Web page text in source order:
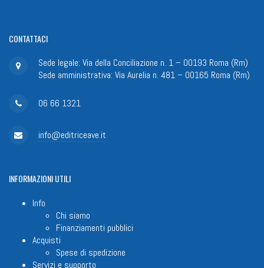
CONTATTACI
Sede legale: Via della Conciliazione n. 1 – 00193 Roma (Rm)
Sede amministrativa: Via Aurelia n. 481 – 00165 Roma (Rm)
06 66 1321
info@editriceave.it
INFORMAZIONIUTILI
Info
Chi siamo
Finanziamenti pubblici
Acquisti
Spese di spedizione
Servizi e supporto